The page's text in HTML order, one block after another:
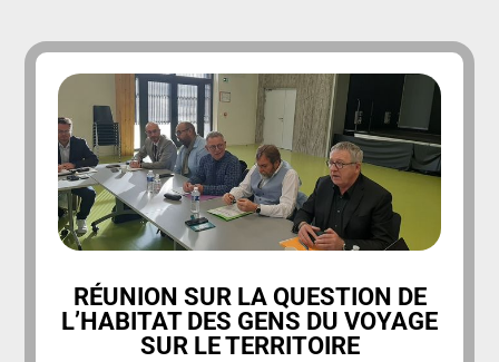
RÉUNION SUR LA QUESTION DE
L’HABITAT DES GENS DU VOYAGE
SUR LE TERRITOIRE